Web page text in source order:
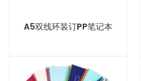
A5双线环装订PP笔记本